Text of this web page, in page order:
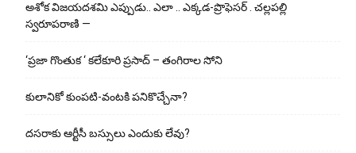
అశోక విజ‌య‌ద‌శ‌మి ఎప్పుడు.. ఎలా .. ఎక్క‌డ‌-ప్రొఫెసర్ . చల్లపల్లి
స్వరూపరాణి —
‘ప్రజా గొంతుక ‘ కలేకూరి ప్రసాద్ – తంగిరాల సోని
కులానికో కుంప‌టి-వంట‌కి ప‌నికొచ్చేనా?
ద‌స‌రాకు ఆర్టీసీ బ‌స్సులు ఎందుకు లేవు?